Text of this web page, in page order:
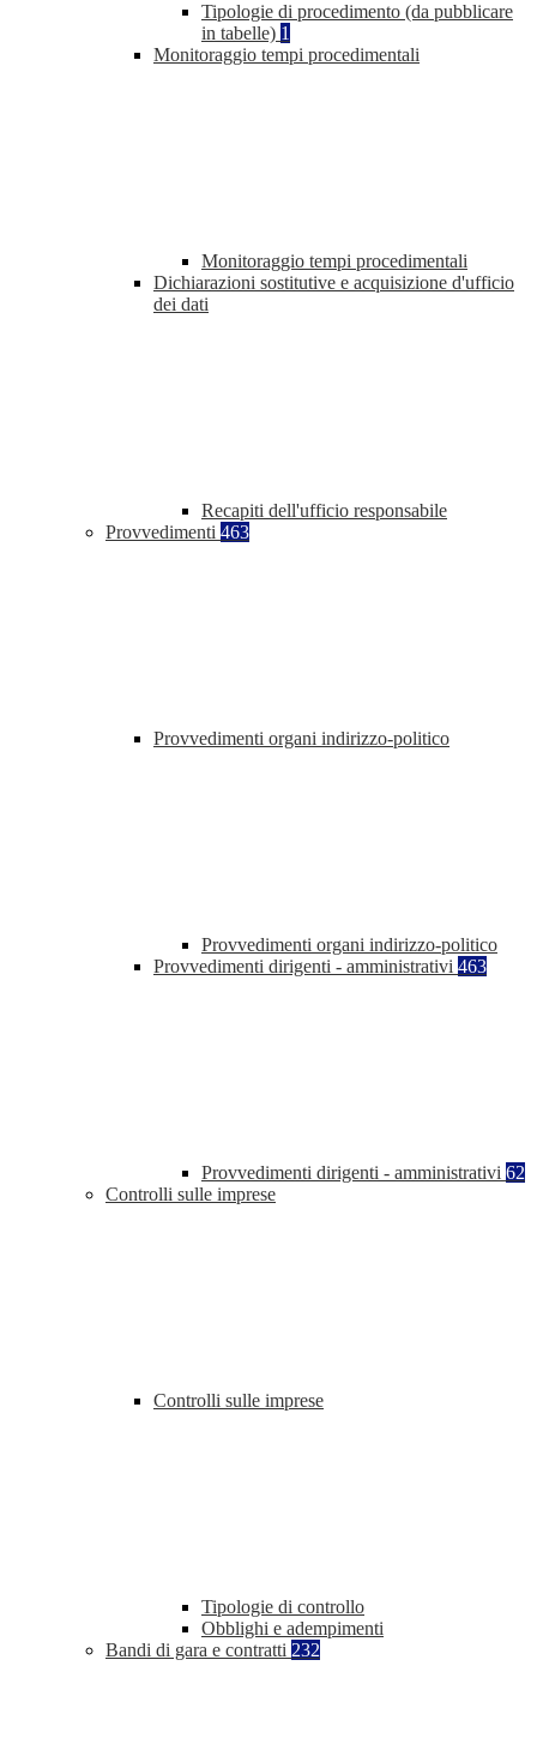
Tipologie di procedimento (da pubblicare
in tabelle) 1
Monitoraggio tempi procedimentali
Monitoraggio tempi procedimentali
Dichiarazioni sostitutive e acquisizione d'ufficio
dei dati
Recapiti dell'ufficio responsabile
Provvedimenti 463
Provvedimenti organi indirizzo-politico
Provvedimenti organi indirizzo-politico
Provvedimenti dirigenti - amministrativi 463
Provvedimenti dirigenti - amministrativi 62
Controlli sulle imprese
Controlli sulle imprese
Tipologie di controllo
Obblighi e adempimenti
Bandi di gara e contratti 232